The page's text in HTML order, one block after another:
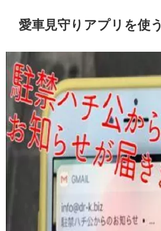
愛車見守りアプリを使う